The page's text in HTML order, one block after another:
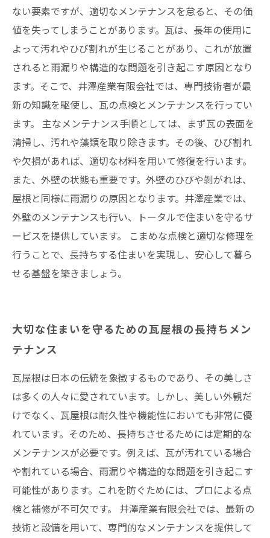
ない要素ですが、適切なメンテナンスを怠ると、その価
値を失ってしまうことがあります。瓦は、長年の使用に
よって汚れやひび割れが生じることがあり、これが放置
されると雨漏りや構造的な問題を引き起こす原因となり
ます。そこで、井澤産業有限会社では、専門技術者が最
新の知識を駆使し、瓦の点検とメンテナンスを行ってい
ます。 主なメンテナンス手順としては、まず瓦の表面を
清掃し、汚れや藻類を取り除きます。その後、ひび割れ
や欠損があれば、適切な材料を用いて修復を行います。
また、外壁の状態も重要です。外壁のひびや剝がれは、
屋根と同様に雨漏りの原因となります。井澤産業では、
外壁のメンテナンスも行い、トータルで住まいを守るサ
ービスを提供しています。 こまめな点検と適切な修理を
行うことで、長持ちする住まいを実現し、安心して暮ら
せる基盤を築きましょう。
大切な住まいを守るための瓦屋根の長持ちメン
テナンス
瓦屋根は日本の伝統を象徴するものであり、その美しさ
は多くの人々に愛されています。しかし、美しい外観だ
けでなく、瓦屋根は耐久性や機能性においても非常に優
れています。そのため、長持ちさせるためには定期的な
メンテナンスが必要です。例えば、瓦が汚れている場合
や割れている場合、雨漏りや構造的な問題を引き起こす
可能性があります。これを防ぐためには、プロによる点
検と補修が不可欠です。 井澤産業有限会社では、最新の
技術と設備を用いて、専門的なメンテナンスを提供して